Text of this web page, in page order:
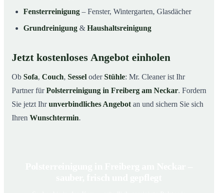
Fensterreinigung – Fenster, Wintergarten, Glasdächer
Grundreinigung & Haushaltsreinigung
Jetzt kostenloses Angebot einholen
Ob Sofa, Couch, Sessel oderStühle: Mr. Cleaner ist Ihr
Partner fürPolsterreinigung in Freiberg am Neckar. Fordern
Sie jetzt Ihrunverbindliches Angebot an und sichern Sie sich
Ihren Wunschtermin.